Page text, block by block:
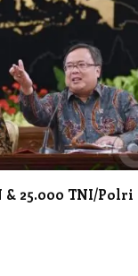
& 25.000 TNI/Polri